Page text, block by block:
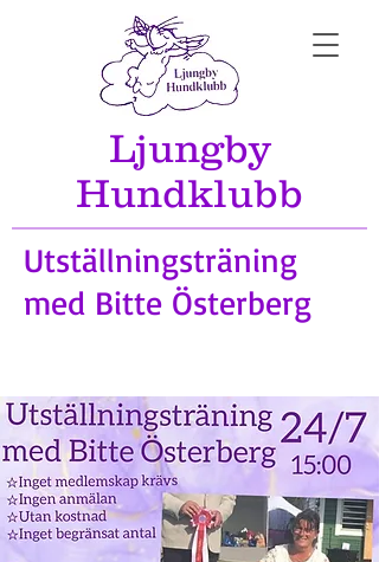
Ljungby
Hundklubb
Utställningsträning
med Bitte Österberg